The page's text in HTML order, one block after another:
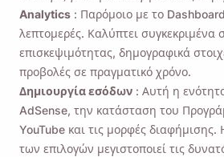
Analytics : Παρόμοιο με το
λεπτομερές. Καλύπτει συγκεκριμένα
επισκεψιμότητας, δημογραφικά
προβολές σε πραγματικό χρόνο.
Δημιουργία εσόδων : Αυτή η
AdSense, την κατάσταση του
YouTube και τις μορφές
των επιλογών μεγιστοποιεί τις